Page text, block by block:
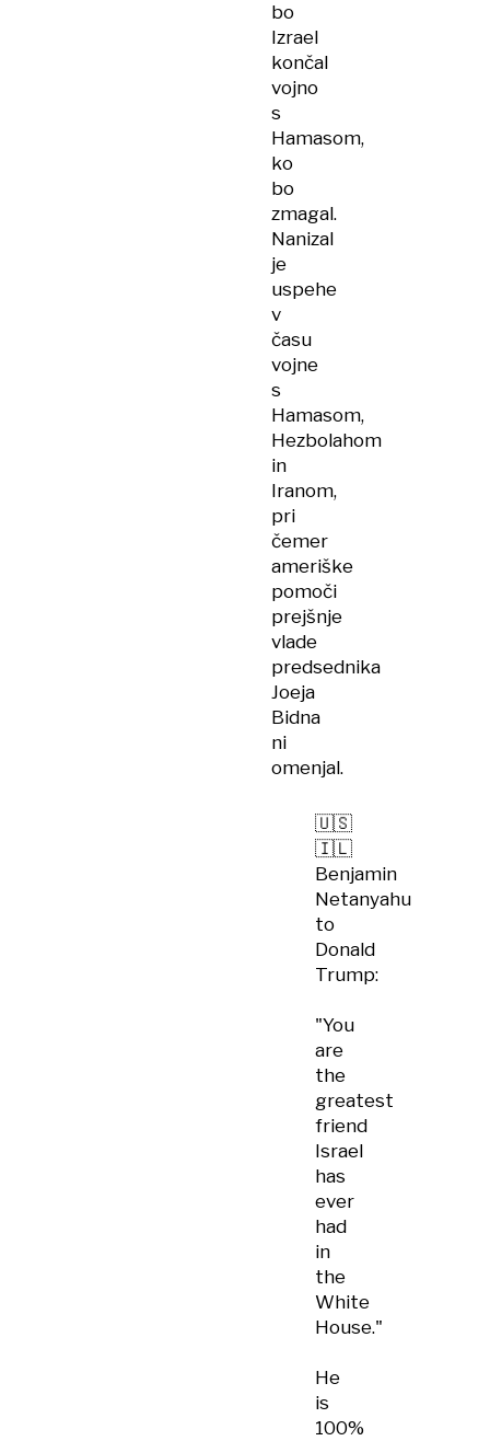
bo
Izrael
končal
vojno
s
Hamasom,
ko
bo
zmagal.
Nanizal
je
uspehe
v
času
vojne
s
Hamasom,
Hezbolahom
in
Iranom,
pri
čemer
ameriške
pomoči
prejšnje
vlade
predsednika
Joeja
Bidna
ni
omenjal.
🇺🇸
🇮🇱
Benjamin
Netanyahu
to
Donald
Trump:
"You
are
the
greatest
friend
Israel
has
ever
had
in
the
White
House."
He
is
100%